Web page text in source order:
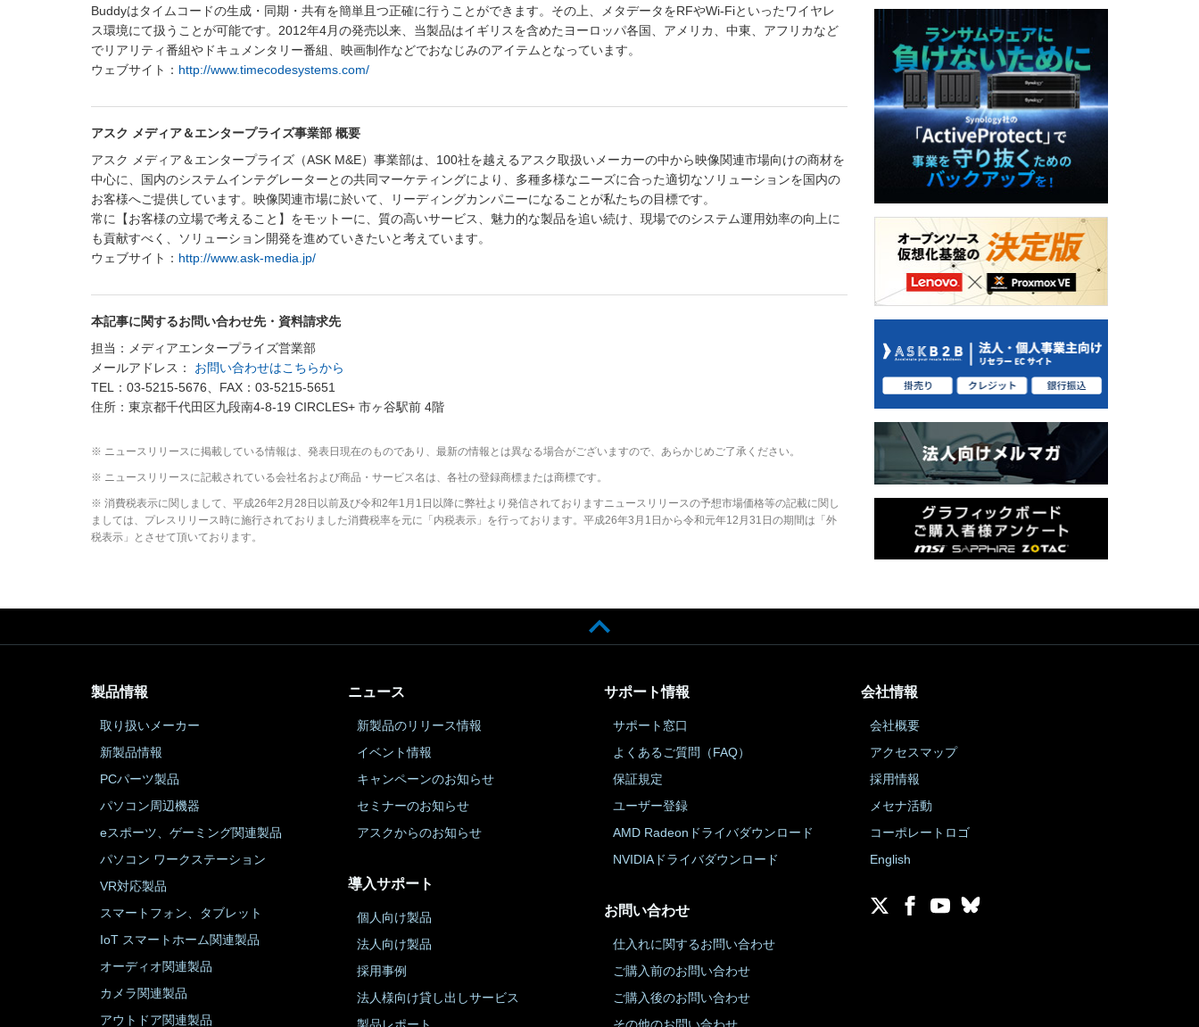
Buddyはタイムコードの生成・同期・共有を簡単且つ正確に行うことができます。その上、メタデータをRFやWi-Fiといったワイヤレ
ス環境にて扱うことが可能です。2012年4月の発売以来、当製品はイギリスを含めたヨーロッパ各国、アメリカ、中東、アフリカなど
でリアリティ番組やドキュメンタリー番組、映画制作などでおなじみのアイテムとなっています。
ウェブサイト： http://www.timecodesystems.com/
アスク メディア＆エンタープライズ事業部 概要
アスク メディア＆エンタープライズ（ASK M&E）事業部は、100社を越えるアスク取扱いメーカーの中から映像関連市場向けの商材を
中心に、国内のシステムインテグレーターとの共同マーケティングにより、多種多様なニーズに合った適切なソリューションを国内の
お客様へご提供しています。映像関連市場に於いて、リーディングカンパニーになることが私たちの目標です。
常に【お客様の立場で考えること】をモットーに、質の高いサービス、魅力的な製品を追い続け、現場でのシステム運用効率の向上に
も貢献すべく、ソリューション開発を進めていきたいと考えています。
ウェブサイト： http://www.ask-media.jp/
本記事に関するお問い合わせ先・資料請求先
担当：メディアエンタープライズ営業部
メールアドレス： お問い合わせはこちらから
TEL：03-5215-5676、FAX：03-5215-5651
住所：東京都千代田区九段南4-8-19 CIRCLES+ 市ヶ谷駅前 4階
※ ニュースリリースに掲載している情報は、発表日現在のものであり、最新の情報とは異なる場合がございますので、あらかじめご了承ください。
※ ニュースリリースに記載されている会社名および商品・サービス名は、各社の登録商標または商標です。
※ 消費税表示に関しまして、平成26年2月28日以前及び令和2年1月1日以降に弊社より発信されておりますニュースリリースの予想市場価格等の記載に関し
ましては、プレスリリース時に施行されておりました消費税率を元に「内税表示」を行っております。平成26年3月1日から令和元年12月31日の期間は「外
税表示」とさせて頂いております。
製品情報
取り扱いメーカー
新製品情報
PCパーツ製品
パソコン周辺機器
eスポーツ、ゲーミング関連製品
パソコン ワークステーション
VR対応製品
スマートフォン、タブレット
IoT スマートホーム関連製品
オーディオ関連製品
カメラ関連製品
アウトドア関連製品
ニュース
新製品のリリース情報
イベント情報
キャンペーンのお知らせ
セミナーのお知らせ
アスクからのお知らせ
導入サポート
個人向け製品
法人向け製品
採用事例
法人様向け貸し出しサービス
サポート情報
サポート窓口
よくあるご質問（FAQ）
保証規定
ユーザー登録
AMD Radeonドライバダウンロード
NVIDIAドライバダウンロード
お問い合わせ
仕入れに関するお問い合わせ
ご購入前のお問い合わせ
ご購入後のお問い合わせ
会社情報
会社概要
アクセスマップ
採用情報
メセナ活動
コーポレートロゴ
English